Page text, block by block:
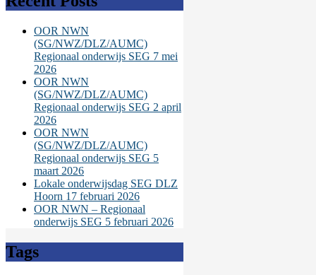
OOR NWN
(SG/NWZ/DLZ/AUMC)
Regionaal onderwijs SEG 7 mei
2026
OOR NWN
(SG/NWZ/DLZ/AUMC)
Regionaal onderwijs SEG 2 april
2026
OOR NWN
(SG/NWZ/DLZ/AUMC)
Regionaal onderwijs SEG 5
maart 2026
Lokale onderwijsdag SEG DLZ
Hoorn 17 februari 2026
OOR NWN – Regionaal
onderwijs SEG 5 februari 2026
Tags